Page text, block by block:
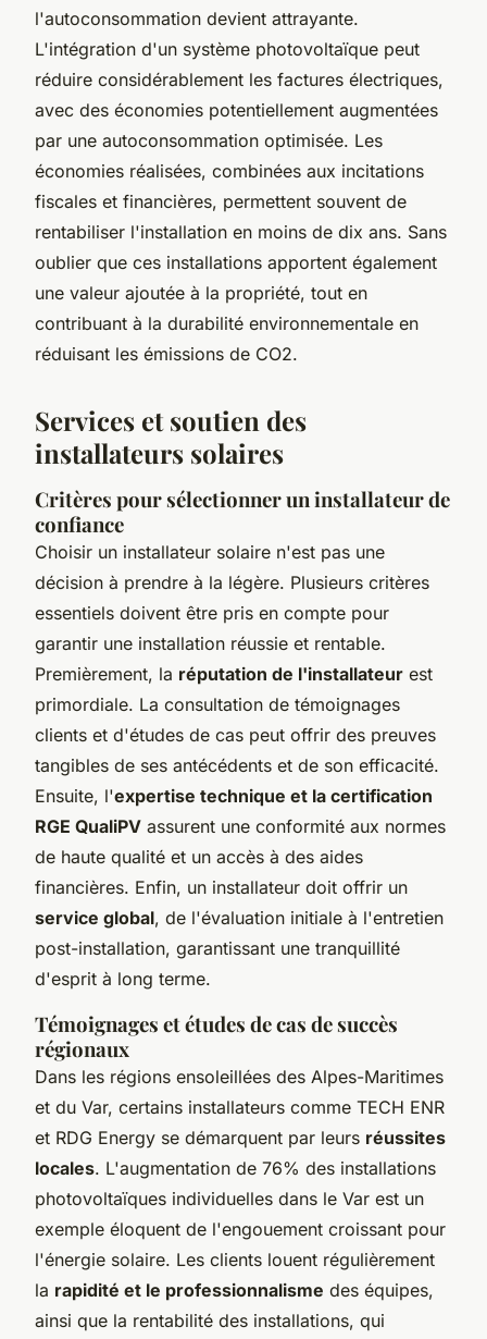
l'autoconsommation devient attrayante.
L'intégration d'un système photovoltaïque peut
réduire considérablement les factures électriques,
avec des économies potentiellement augmentées
par une autoconsommation optimisée. Les
économies réalisées, combinées aux incitations
fiscales et financières, permettent souvent de
rentabiliser l'installation en moins de dix ans. Sans
oublier que ces installations apportent également
une valeur ajoutée à la propriété, tout en
contribuant à la durabilité environnementale en
réduisant les émissions de CO2.
Services et soutien des
installateurs solaires
Critères pour sélectionner un installateur de
confiance
Choisir un installateur solaire n'est pas une
décision à prendre à la légère. Plusieurs critères
essentiels doivent être pris en compte pour
garantir une installation réussie et rentable.
Premièrement, la réputation de l'installateur est
primordiale. La consultation de témoignages
clients et d'études de cas peut offrir des preuves
tangibles de ses antécédents et de son efficacité.
Ensuite, l'expertise technique et la certification
RGE QualiPV assurent une conformité aux normes
de haute qualité et un accès à des aides
financières. Enfin, un installateur doit offrir un
service global, de l'évaluation initiale à l'entretien
post-installation, garantissant une tranquillité
d'esprit à long terme.
Témoignages et études de cas de succès
régionaux
Dans les régions ensoleillées des Alpes-Maritimes
et du Var, certains installateurs comme TECH ENR
et RDG Energy se démarquent par leurs réussites
locales. L'augmentation de 76% des installations
photovoltaïques individuelles dans le Var est un
exemple éloquent de l'engouement croissant pour
l'énergie solaire. Les clients louent régulièrement
la rapidité et le professionnalisme des équipes,
ainsi que la rentabilité des installations, qui